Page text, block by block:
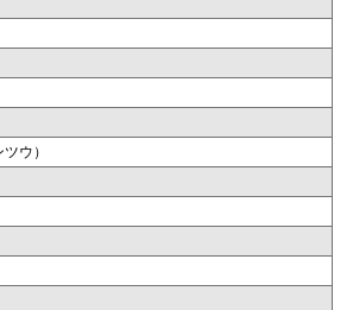
ウ）